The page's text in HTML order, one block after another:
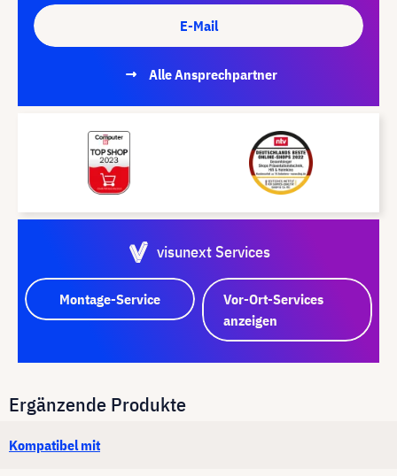
E-Mail
Alle Ansprechpartner
visunext Services
Montage-Service
Vor-Ort-Services
anzeigen
Ergänzende Produkte
Kompatibel mit